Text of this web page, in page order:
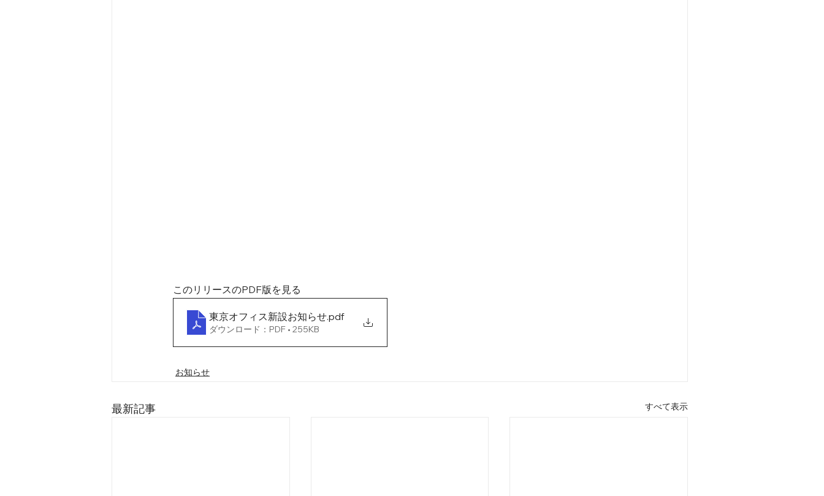
このリリースのPDF版を見る
東京オフィス新設お知らせ.pdf
ダウンロード：PDF • 255KB
お知らせ
最新記事 すべて表示